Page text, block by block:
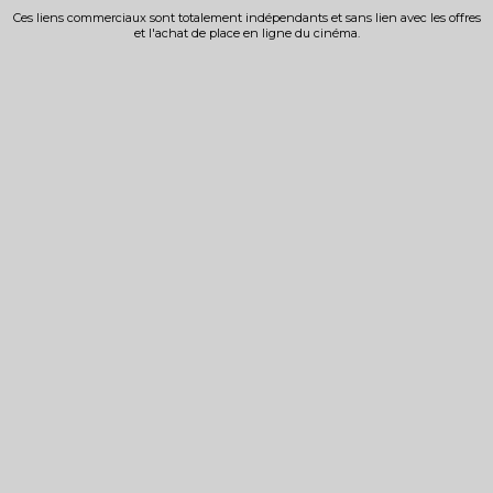
Ces liens commerciaux sont totalement indépendants et sans lien avec les offres
et l'achat de place en ligne du cinéma.